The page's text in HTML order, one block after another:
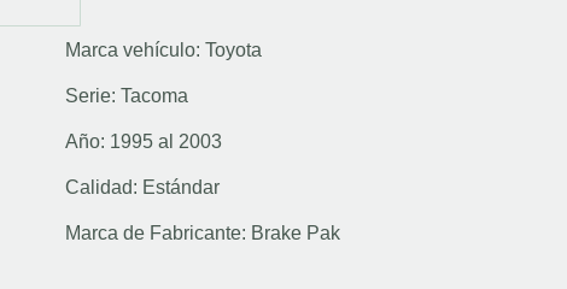
Marca vehículo: Toyota
Serie: Tacoma
Año: 1995 al 2003
Calidad: Estándar
Marca de Fabricante: Brake Pak